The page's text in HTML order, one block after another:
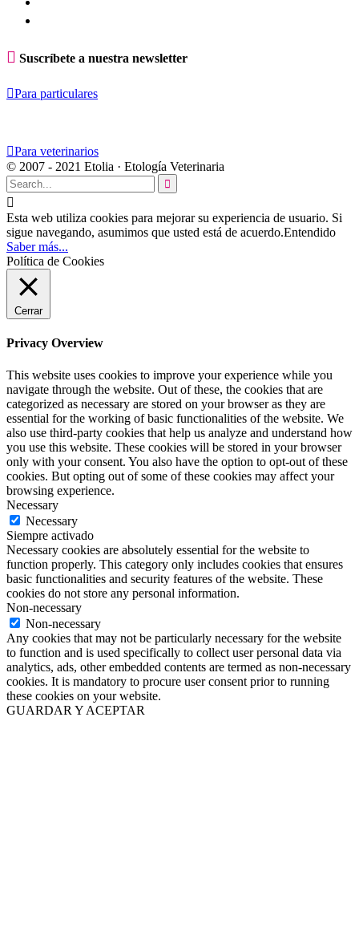
 Suscríbete a nuestra newsletter
Para particulares
Para veterinarios
© 2007 - 2021 Etolia · Etología Veterinaria


Esta web utiliza cookies para mejorar su experiencia de usuario. Si
sigue navegando, asumimos que usted está de acuerdo.Entendido
Saber más...
Política de Cookies
Cerrar
Privacy Overview
This website uses cookies to improve your experience while you
navigate through the website. Out of these, the cookies that are
categorized as necessary are stored on your browser as they are
essential for the working of basic functionalities of the website. We
also use third-party cookies that help us analyze and understand how
you use this website. These cookies will be stored in your browser
only with your consent. You also have the option to opt-out of these
cookies. But opting out of some of these cookies may affect your
browsing experience.
Necessary
Necessary
Siempre activado
Necessary cookies are absolutely essential for the website to
function properly. This category only includes cookies that ensures
basic functionalities and security features of the website. These
cookies do not store any personal information.
Non-necessary
Non-necessary
Any cookies that may not be particularly necessary for the website
to function and is used specifically to collect user personal data via
analytics, ads, other embedded contents are termed as non-necessary
cookies. It is mandatory to procure user consent prior to running
these cookies on your website.
GUARDAR Y ACEPTAR